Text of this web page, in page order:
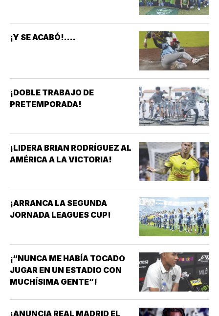
¡Y SE ACABÓ!....
¡DOBLE TRABAJO DE
PRETEMPORADA!
¡LIDERA BRIAN RODRÍGUEZ AL
AMÉRICA A LA VICTORIA!
¡ARRANCA LA SEGUNDA
JORNADA LEAGUES CUP!
¡“NUNCA ME HABÍA TOCADO
JUGAR EN UN ESTADIO CON
MUCHÍSIMA GENTE”!
¡ANUNCIA REAL MADRID EL